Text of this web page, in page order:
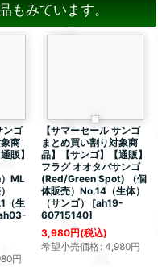
もみています。
ンゴ
商
販】
ML
（生
円
【サマーセール サンゴ
まとめ買い割り対象商
品】【サンゴ】【通販】
フラグ オオタバサンゴ
(Red/Green Spot) （個
体販売）No.14（生体）
（サンゴ）
[ah19-
60715140]
3,980円(税込)
希望小売価格: 4,980円